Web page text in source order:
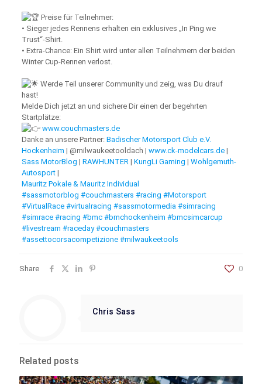
Preise für Teilnehmer:
• Sieger jedes Rennens erhalten ein exklusives „In Ping we
Trust“-Shirt.
• Extra-Chance: Ein Shirt wird unter allen Teilnehmern der beiden
Winter Cup-Rennen verlost.
Werde Teil unserer Community und zeig, was Du drauf
hast!
Melde Dich jetzt an und sichere Dir einen der begehrten
Startplätze:
www.couchmasters.de
Danke an unsere Partner: Badischer Motorsport Club e.V.
Hockenheim | @milwaukeetooldach | www.ck-modelcars.de|
Sass MotorBlog | RAWHUNTER | KungLi Gaming | Wohlgemuth-
Autosport|
Mauritz Pokale & Mauritz Individual
#sassmotorblog #couchmasters #racing #Motorsport
#VirtualRace #virtualracing #sassmotormedia #simracing
#simrace #racing #bmc #bmchockenheim #bmcsimcarcup
#livestream #raceday #couchmasters
#assettocorsacompetizione #milwaukeetools
Share 0
Chris Sass
Related posts